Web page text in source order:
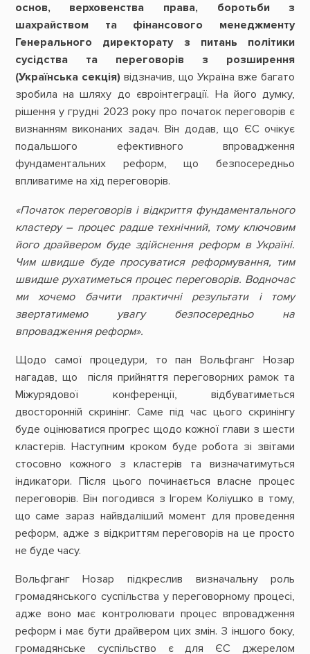
основ, верховенства права, боротьби з
шахрайством та фінансового менеджменту
Генерального директорату з питань політики
сусідства та переговорів з розширення
(Українська секція) відзначив, що Україна вже багато
зробила на шляху до євроінтеграції. На його думку,
рішення у грудні 2023 року про початок переговорів є
визнанням виконаних задач. Він додав, що ЄС очікує
подальшого ефективного впровадження
фундаментальних реформ, що безпосередньо
впливатиме на хід переговорів.
«Початок переговорів і відкриття фундаментального
кластеру – процес радше технічний, тому ключовим
його драйвером буде здійснення реформ в Україні.
Чим швидше буде просуватися реформування, тим
швидше рухатиметься процес переговорів. Водночас
ми хочемо бачити практичні результати і тому
звертатимемо увагу безпосередньо на
впровадження реформ».
Щодо самої процедури, то пан Вольфганг Нозар
нагадав, що після прийняття переговорних рамок та
Міжурядової конференції, відбуватиметься
двосторонній скринінг. Саме під час цього скринінгу
буде оцінюватися прогрес щодо кожної глави з шести
кластерів. Наступним кроком буде робота зі звітами
стосовно кожного з кластерів та визначатимуться
індикатори. Після цього починається власне процес
переговорів. Він погодився з Ігорем Коліушко в тому,
що саме зараз найвдаліший момент для проведення
реформ, адже з відкриттям переговорів на це просто
не буде часу.
Вольфганг Нозар підкреслив визначальну роль
громадянського суспільства у переговорному процесі,
адже воно має контролювати процес впровадження
реформ і має бути драйвером цих змін. З іншого боку,
громадянське суспільство є для ЄС джерелом